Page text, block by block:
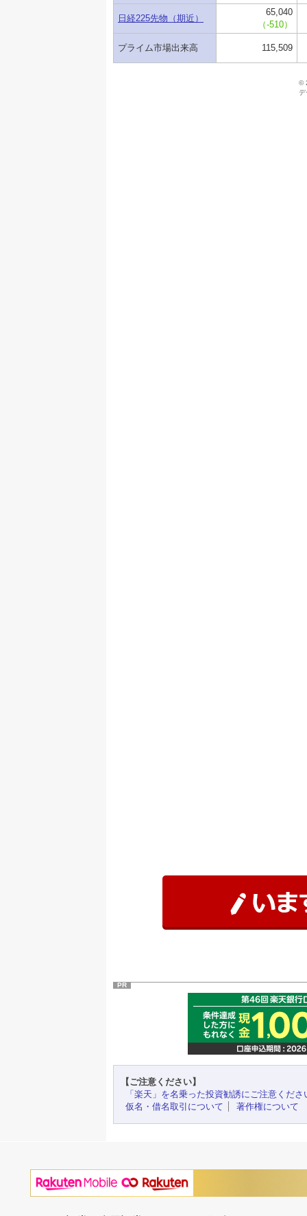
PR
【ご注意ください】
「楽天」を名乗った投資勧誘にご注意くださ
仮名・借名取引について
著作権について